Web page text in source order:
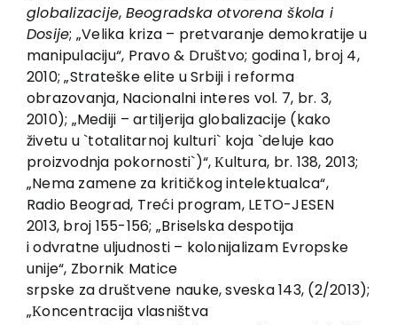
globalizacije, Beogradska otvorena škola i
Dosije; „Velika kriza – pretvaranje demokratije u
manipulaciju“, Pravo & Društvo; godina 1, broj 4,
2010; „Strateške elite u Srbiji i reforma
obrazovanja, Nacionalni interes vol. 7, br. 3,
2010); „Mediji – artiljerija globalizacije (kako
živetu u `totalitarnoj kulturi` koja `deluje kao
proizvodnja pokornosti`)“, Кultura, br. 138, 2013;
„Nema zamene za kritičkog intelektualca“,
Radio Beograd, Treći program, LETO-JESEN
2013, broj 155-156; „Briselska despotija
i odvratne uljudnosti – kolonijalizam Evropske
unije“, Zbornik Matice
srpske za društvene nauke, sveska 143, (2/2013);
„Кoncentracija vlasništva